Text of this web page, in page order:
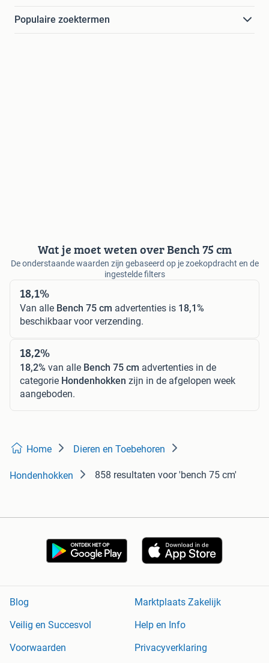
Populaire zoektermen
Wat je moet weten over Bench 75 cm
De onderstaande waarden zijn gebaseerd op je zoekopdracht en de
ingestelde filters
18,1%
Van alle Bench 75 cm advertenties is 18,1%
beschikbaar voor verzending.
18,2%
18,2% van alle Bench 75 cm advertenties in de
categorie Hondenhokken zijn in de afgelopen week
aangeboden.
Home Dieren en Toebehoren
Hondenhokken 858 resultaten voor 'bench 75 cm'
Blog
Marktplaats Zakelijk
Veilig en Succesvol
Help en Info
Voorwaarden
Privacyverklaring